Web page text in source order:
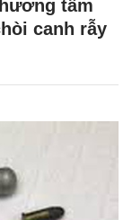
tâm
canh rẫy